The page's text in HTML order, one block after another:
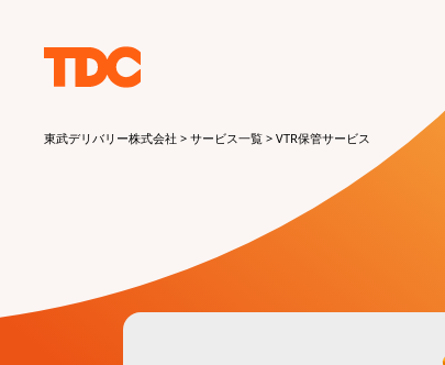
東武デリバリー株式会社 > サービス一覧 > VTR保管サービス